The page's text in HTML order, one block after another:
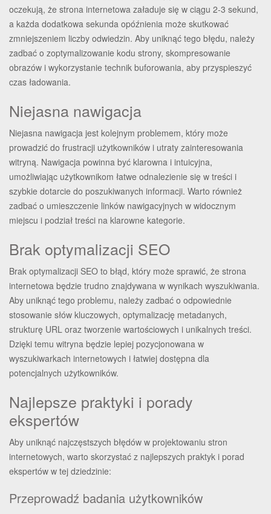
oczekują, że strona internetowa załaduje się w ciągu 2-3 sekund,
a każda dodatkowa sekunda opóźnienia może skutkować
zmniejszeniem liczby odwiedzin. Aby uniknąć tego błędu, należy
zadbać o zoptymalizowanie kodu strony, skompresowanie
obrazów i wykorzystanie technik buforowania, aby przyspieszyć
czas ładowania.
Niejasna nawigacja
Niejasna nawigacja jest kolejnym problemem, który może
prowadzić do frustracji użytkowników i utraty zainteresowania
witryną. Nawigacja powinna być klarowna i intuicyjna,
umożliwiając użytkownikom łatwe odnalezienie się w treści i
szybkie dotarcie do poszukiwanych informacji. Warto również
zadbać o umieszczenie linków nawigacyjnych w widocznym
miejscu i podział treści na klarowne kategorie.
Brak optymalizacji SEO
Brak optymalizacji SEO to błąd, który może sprawić, że strona
internetowa będzie trudno znajdywana w wynikach wyszukiwania.
Aby uniknąć tego problemu, należy zadbać o odpowiednie
stosowanie słów kluczowych, optymalizację metadanych,
strukturę URL oraz tworzenie wartościowych i unikalnych treści.
Dzięki temu witryna będzie lepiej pozycjonowana w
wyszukiwarkach internetowych i łatwiej dostępna dla
potencjalnych użytkowników.
Najlepsze praktyki i porady
ekspertów
Aby uniknąć najczęstszych błędów w projektowaniu stron
internetowych, warto skorzystać z najlepszych praktyk i porad
ekspertów w tej dziedzinie:
Przeprowadź badania użytkowników